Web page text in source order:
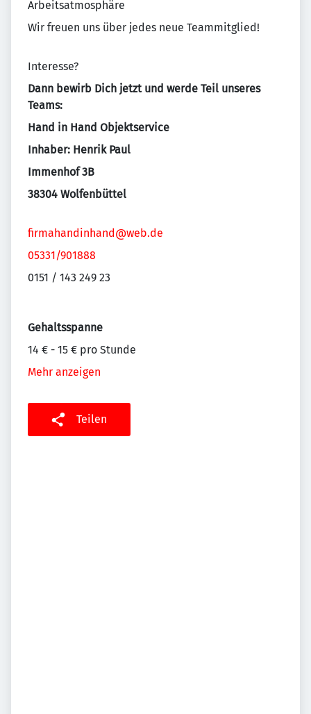
Arbeitsatmosphäre
Wir freuen uns über jedes neue Teammitglied!
Interesse?
Dann bewirb Dich jetzt und werde Teil unseres
Teams:
Hand in Hand Objektservice
Inhaber: Henrik Paul
Immenhof 3B
38304 Wolfenbüttel
firmahandinhand@web.de
05331/901888
0151 / 143 249 23
Gehaltsspanne
14 € - 15 € pro Stunde
Mehr anzeigen
Teilen